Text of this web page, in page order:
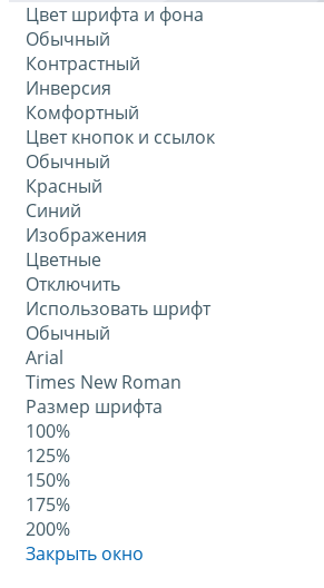
Цвет шрифта и фона
Обычный
Контрастный
Инверсия
Комфортный
Цвет кнопок и ссылок
Обычный
Красный
Синий
Изображения
Цветные
Отключить
Использовать шрифт
Обычный
Arial
Times New Roman
Размер шрифта
100%
125%
150%
175%
200%
Закрыть окно